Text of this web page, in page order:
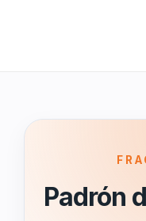
Padrón